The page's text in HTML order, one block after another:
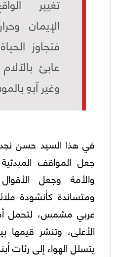
الإيمان
فتجاوز
عابئ
وغير آبهٍ
في هذا السيد حسن
جعل المواقف
والأمة وجعل
ومتساندة كأنشودة
عربي مشمس، لتحمل
الأعلى، وتنشر قيمها
يتسلل الهواء إلى رئات